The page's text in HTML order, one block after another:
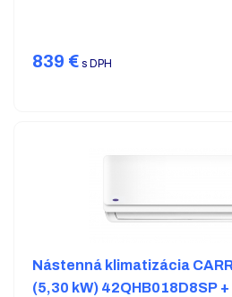
839 € s DPH
Nástenná klimatizácia
(5,30 kW) 42QHB018D8SP